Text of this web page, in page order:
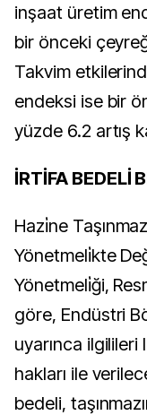
inşaat üretim
bir önceki
Takvim
endeksi ise bir
yüzde 6.2 artış
İRTİFA BEDELİ
Hazi̇ne
Yönetmeli̇kte
Yönetmeli̇ği,
göre, Endüstri
uyarınca
hakları ile
bedeli,